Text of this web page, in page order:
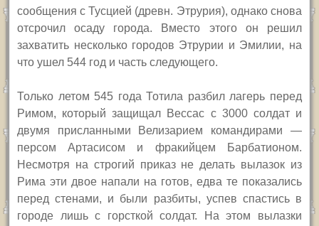
сообщения с Тусцией (древн. Этрурия), однако снова
отсрочил осаду города. Вместо этого он решил
захватить несколько городов Этрурии и Эмилии, на
что ушел 544 год и часть следующего.
Только летом 545 года Тотила разбил лагерь перед
Римом, который защищал Вессас с 3000 солдат и
двумя присланными Велизарием командирами —
персом Артасисом и фракийцем Барбатионом.
Несмотря на строгий приказ не делать вылазок из
Рима эти двое напали на готов, едва те показались
перед стенами, и были разбиты, успев спастись в
городе лишь с горсткой солдат. На этом вылазки